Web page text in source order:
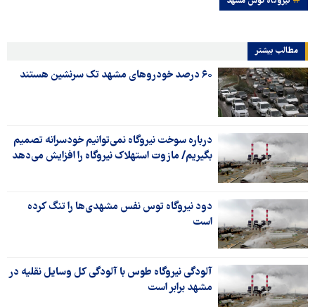
مطالب بیشتر
۶۰ درصد خودروهای مشهد تک سرنشین هستند
درباره سوخت نیروگاه نمی‌توانیم خودسرانه تصمیم
بگیریم/ مازوت استهلاک نیروگاه را افزایش می‌دهد
دود نیروگاه توس نفس مشهدی‌ها را تنگ کرده
است
آلودگی نیروگاه طوس با آلودگی کل وسایل نقلیه در
مشهد برابر است